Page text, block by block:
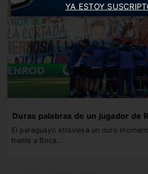
Duras palabras de un jugador de
El paraguayo atraviesa un duro
frente a Boca…
YA ESTOY